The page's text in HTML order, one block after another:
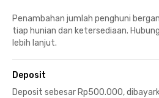
Penambahan jumlah penghuni
tiap hunian dan ketersediaan.
lebih lanjut.
Deposit
Deposit sebesar Rp500.000,